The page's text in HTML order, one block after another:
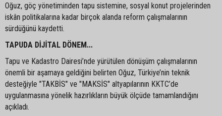
Oğuz, göç yönetiminden tapu sistemine, sosyal konut projelerinden
iskân politikalarına kadar birçok alanda reform çalışmalarının
sürdüğünü kaydetti.
TAPUDA DİJİTAL DÖNEM...
Tapu ve Kadastro Dairesi’nde yürütülen dönüşüm çalışmalarının
önemli bir aşamaya geldiğini belirten Oğuz, Türkiye’nin teknik
desteğiyle "TAKBİS" ve "MAKSİS" altyapılarının KKTC’de
uygulanmasına yönelik hazırlıkların büyük ölçüde tamamlandığını
açıkladı.